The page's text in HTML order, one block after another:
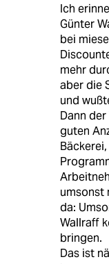
Ich
Günter
bei
mehr
aber die
und
Dann
guten
umsonst
da:
Wallraff
bringen.
Das ist